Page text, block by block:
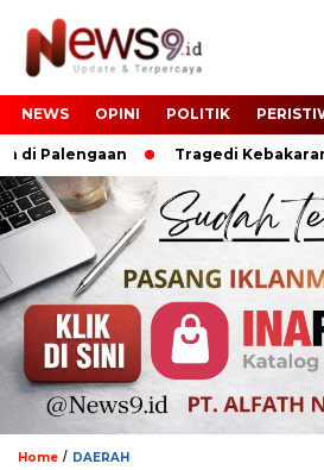
NEWS OPINI POLITIK
Palengaan Tragedi Kebakaran
Home / DAERAH